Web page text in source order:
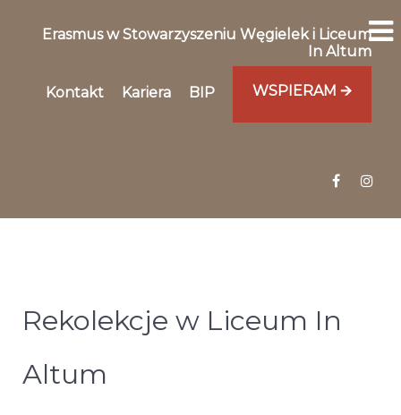
Erasmus w Stowarzyszeniu Węgielek i Liceum
In Altum
Kontakt Kariera BIP WSPIERAM 🡪
Rekolekcje w Liceum In
Altum